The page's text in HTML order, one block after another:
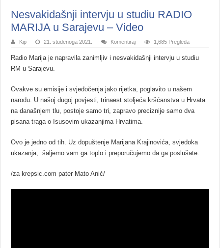
Nesvakidašnji intervju u studiu RADIO
MARIJA u Sarajevu – Video
Kip 21. studenoga 2021. Komentiraj 1,685 Pregleda
Radio Marija je napravila zanimljiv i nesvakidašnji intervju u studiu
RM u Sarajevu.
Ovakve su emisije i svjedočenja jako rijetka, poglavito u našem
narodu. U našoj dugoj povjesti, trinaest stoljeća kršćanstva u Hrvata
na današnjem tlu, postoje samo tri, zapravo preciznije samo dva
pisana traga o Isusovim ukazanjima Hrvatima.
Ovo je jedno od tih. Uz dopuštenje Marijana Krajinovića, svjedoka
ukazanja, šaljemo vam ga toplo i preporučujemo da ga poslušate.
/za krepsic.com pater Mato Anić/